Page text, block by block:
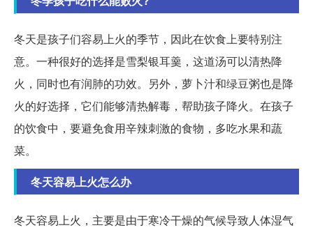
冬天是孩子们容易上火的季节，因此在饮食上要特别注
意。一种很好的选择是雪梨银耳羹，这道汤可以清热降
火，同时也有润肺的功效。另外，萝卜汁和绿豆粥也是降
火的好选择，它们能够清热解毒，帮助孩子降火。在孩子
的饮食中，要避免食用辛辣刺激的食物，多吃水果和蔬
菜。
冬天容易上火怎么办
冬天容易上火，主要是由于寒冷干燥的气候导致人体湿气